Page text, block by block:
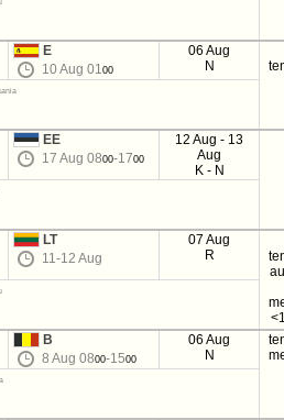
E
10 Aug 0100
06 Aug
N
EE
17 Aug 0800-1700
12 Aug - 13
Aug
K - N
LT
11-12 Aug
07 Aug
R
B
8 Aug 0800-1500
06 Aug
N